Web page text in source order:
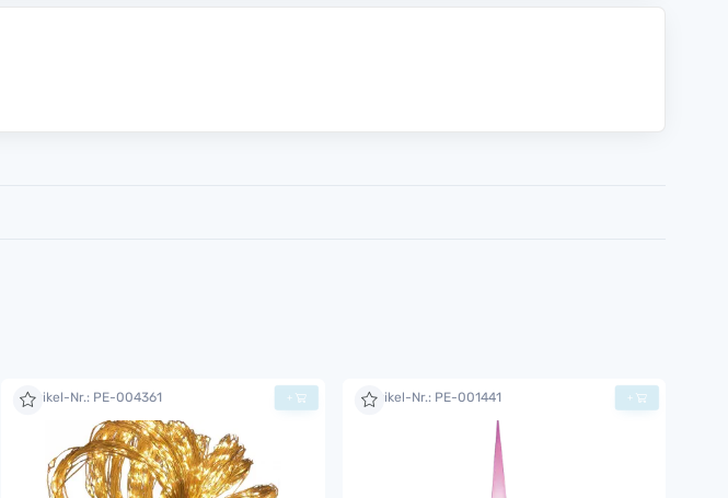
Artikel-Nr.: PE-004361 + Artikel-Nr.: PE-001441 +